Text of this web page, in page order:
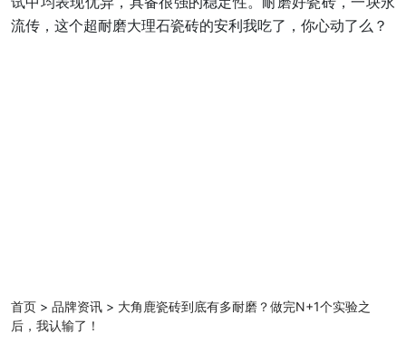
流传，这个超耐磨大理石瓷砖的安利我吃了，你心动了么？
首页 > 品牌资讯 > 大角鹿瓷砖到底有多耐磨？做完N+1个实验之
后，我认输了！